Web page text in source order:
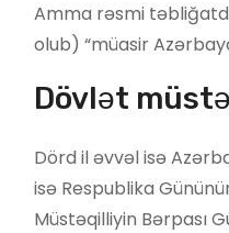
Amma rəsmi
olub) “müasir
Dövlət
Dörd il əvvəl isə
isə Respublika
Müstəqilliyin Bərpası